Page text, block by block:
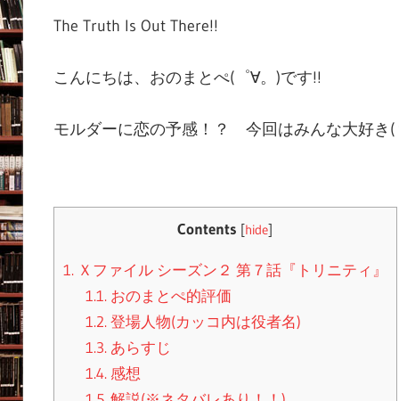
The Truth Is Out There!!
こんにちは、おのまとぺ(゜∀。)です!!
モルダーに恋の予感！？ 今回はみんな大好き
Contents [hide]
1.Ｘファイル シーズン２ 第７話『トリニティ』
1.1. おのまとぺ的評価
1.2.登場人物(カッコ内は役者名)
1.3. あらすじ
1.4. 感想